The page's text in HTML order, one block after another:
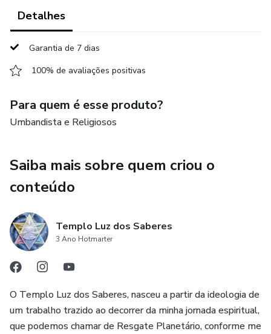
Qualidades no Candomblé: Descubra as diversas faces de
Características dos Filhos: Entenda os traços dos filhos de
Atributos: Saiba quais são os elementos e símbolos
associados a este Orixá.
Comidas/Bebidas: Aprenda sobre as oferendas alimentares
fortalecem sua conexão.
Defumação: Instruções para purificação e proteção através
da defumação.
Oferendas Guias: Orientações sobre como realizar
oferendas de forma correta.
Detalhes
Garantia de 7 dias
100% de avaliações positivas
Para quem é esse produto?
Umbandista e Religiosos
Saiba mais sobre quem criou o
conteúdo
Templo Luz dos Saberes
3 Ano Hotmarter
O Templo Luz dos Saberes, nasceu a partir da ideologia de
um trabalho trazido ao decorrer da minha jornada espiritual,
que podemos chamar de Resgate Planetário, conforme me